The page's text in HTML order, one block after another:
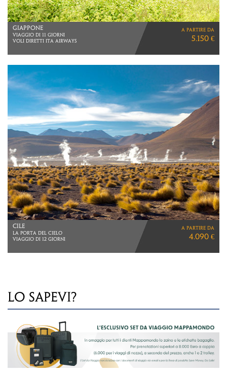
GIAPPONE
VIAGGIO DI 11 GIORNI
VOLI DIRETTI ITA AIRWAYS
a partire da
5.150 €
CILE
LA PORTA DEL CIELO
VIAGGIO DI 12 GIORNI
a partire da
4.090 €
LO SAPEVI?